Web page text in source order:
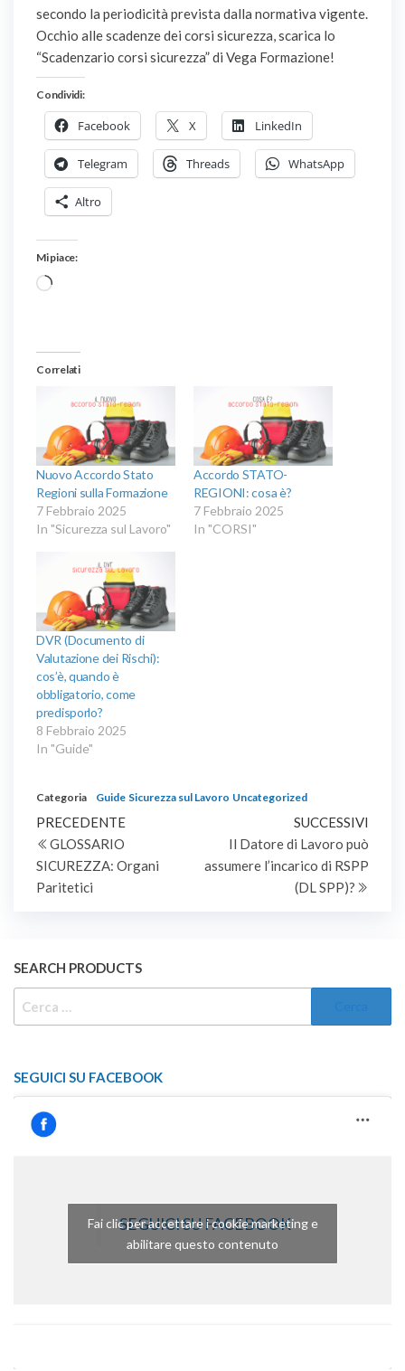
secondo la periodicità prevista dalla normativa vigente.
Occhio alle scadenze dei corsi sicurezza, scarica lo
“Scadenzario corsi sicurezza” di Vega Formazione!
Condividi:
Facebook X LinkedIn
Telegram Threads WhatsApp
Altro
Mi piace:
Caricamento
Correlati
Nuovo Accordo Stato
Regioni sulla Formazione
7 Febbraio 2025
In "Sicurezza sul Lavoro"
Accordo STATO-
REGIONI: cosa è?
7 Febbraio 2025
In "CORSI"
DVR (Documento di
Valutazione dei Rischi):
cos’è, quando è
obbligatorio, come
predisporlo?
8 Febbraio 2025
In "Guide"
Categoria Guide Sicurezza sul Lavoro Uncategorized
Navigazione
articoli
Articolo
precedente
PRECEDENTE
GLOSSARIO
SICUREZZA: Organi
Paritetici
SUCCESSIVI
Il Datore di Lavoro può
assumere l’incarico di RSPP
(DL SPP)?
SEARCH PRODUCTS
SEGUICI SU FACEBOOK
SEGUICI SU FACEBOOK
Fai clic per accettare i cookie marketing e
abilitare questo contenuto